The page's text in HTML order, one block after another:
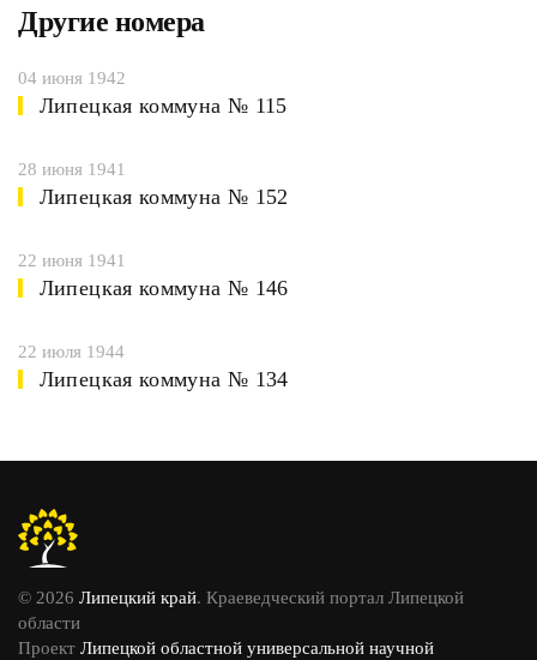
Другие номера
04 июня 1942
Липецкая коммуна № 115
28 июня 1941
Липецкая коммуна № 152
22 июня 1941
Липецкая коммуна № 146
22 июля 1944
Липецкая коммуна № 134
© 2026 Липецкий край. Краеведческий портал Липецкой
области
Проект Липецкой областной универсальной научной